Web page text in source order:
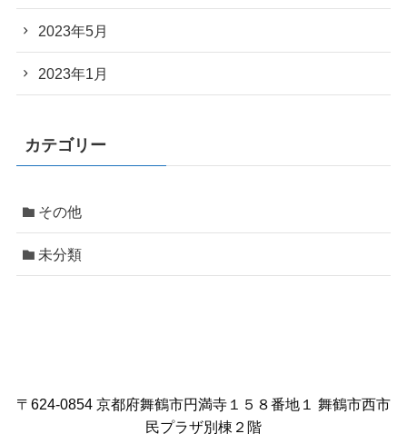
2023年5月
2023年1月
カテゴリー
その他
未分類
〒624-0854 京都府舞鶴市円満寺１５８番地１ 舞鶴市西市
民プラザ別棟２階